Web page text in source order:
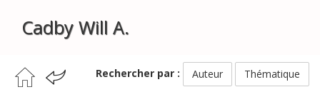
Cadby Will A.
Rechercher par : Auteur Thématique